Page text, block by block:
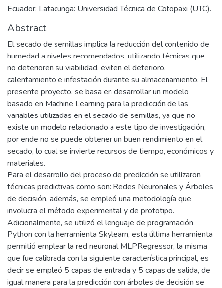
Ecuador: Latacunga: Universidad Técnica de Cotopaxi (UTC).
Abstract
El secado de semillas implica la reducción del contenido de
humedad a niveles recomendados, utilizando técnicas que
no deterioren su viabilidad, eviten el deterioro,
calentamiento e infestación durante su almacenamiento. El
presente proyecto, se basa en desarrollar un modelo
basado en Machine Learning para la predicción de las
variables utilizadas en el secado de semillas, ya que no
existe un modelo relacionado a este tipo de investigación,
por ende no se puede obtener un buen rendimiento en el
secado, lo cual se invierte recursos de tiempo, económicos y
materiales.
Para el desarrollo del proceso de predicción se utilizaron
técnicas predictivas como son: Redes Neuronales y Árboles
de decisión, además, se empleó una metodología que
involucra el método experimental y de prototipo.
Adicionalmente, se utilizó el lenguaje de programación
Python con la herramienta Skylearn, esta última herramienta
permitió emplear la red neuronal MLPRegressor, la misma
que fue calibrada con la siguiente característica principal, es
decir se empleó 5 capas de entrada y 5 capas de salida, de
igual manera para la predicción con árboles de decisión se